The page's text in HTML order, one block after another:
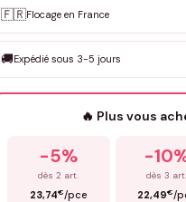
✨ Personnalisation sur
DEVIS GRATUIT ·
Que souhaitez-vous ?
🇫🇷Flocage en France
🚚Expédié sous 3-5 jours
🔥 Plus vous
-5%
dès 2 art.
23,74€/pce
-
dès 3 art.
22,49€/